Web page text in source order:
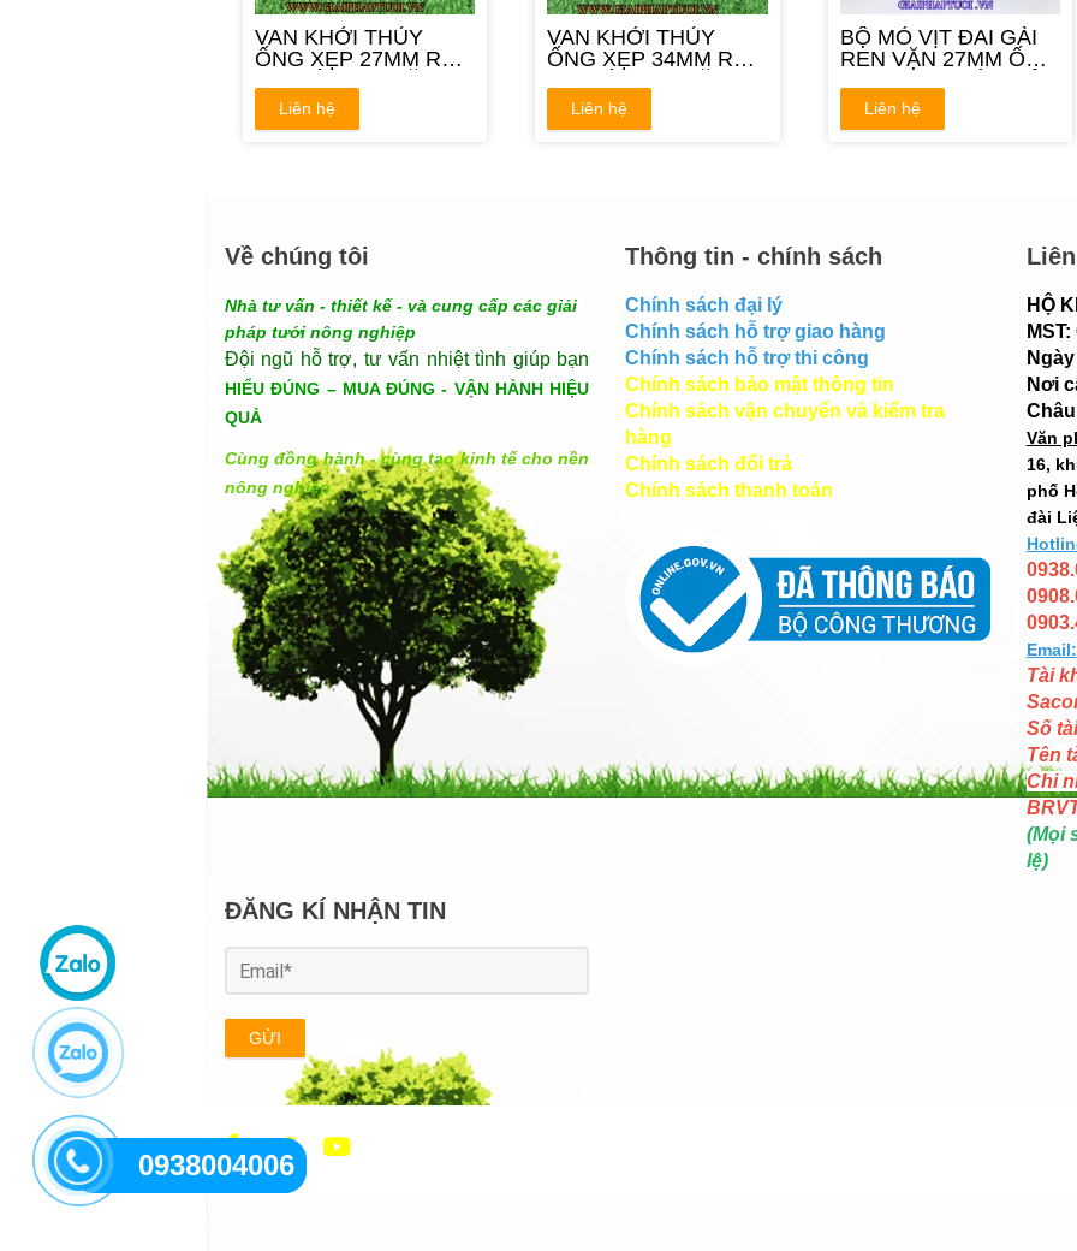
VAN KHỞI THỦY
ỐNG XẸP 27MM RA
27MM
Liên hệ
VAN KHỞI THỦY
ỐNG XẸP 34MM RA
34MM
Liên hệ
BỘ MỎ VỊT ĐAI GÀI
REN VẶN 27MM ỐNG
Liên hệ
Về chúng tôi
Nhà tư vấn - thiết kế - và cung cấp các giải
pháp tưới nông nghiệp
Đội ngũ hỗ trợ, tư vấn nhiệt tình giúp bạn
HIỂU ĐÚNG – MUA ĐÚNG - VẬN HÀNH HIỆU
QUẢ
Cùng đồng hành - cùng tạo kinh tế cho nền
nông nghiệp
Thông tin - chính sách
Chính sách đại lý
Chính sách hỗ trợ giao hàng
Chính sách hỗ trợ thi công
Chính sách bảo mật thông tin
Chính sách vận chuyển và kiểm tra
hàng
Chính sách đổi trả
Chính sách thanh toán
HỘ
Nơi
Văn
16,
phố
đài
Email:
Tài
Số
Tên
Chi
(Mọi
lệ)
ĐĂNG KÍ NHẬN TIN
GỬI
0938004006